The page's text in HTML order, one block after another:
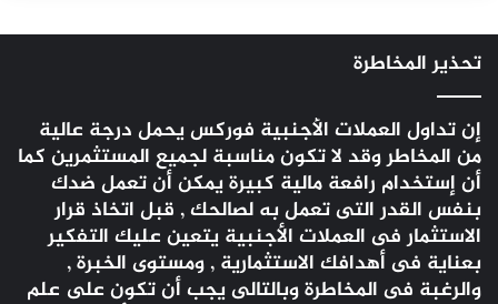
تحذير المخاطرة
إن تداول العملات الأجنبية فوركسيحمل درجة عالية
من المخاطر وقد لا تكون مناسبة لجميع المستثمرين كما
أن إستخدام رافعة مالية كبيرة يمكن أن تعمل ضدك
بنفس القدر التى تعمل به لصالحك , قبل اتخاذ قرار
الاستثمار فى العملات الأجنبية يتعين عليك التفكير
بعناية فى أهدافك الاستثمارية , ومستوى الخبرة ,
والرغبة فى المخاطرة وبالتالى يجب أن تكون على علم